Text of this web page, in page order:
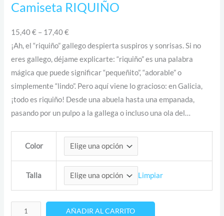
Camiseta RIQUIÑO
15,40€ – 17,40€
¡Ah, el “riquiño” gallego despierta suspiros y sonrisas. Si no
eres gallego, déjame explicarte: “riquiño” es una palabra
mágica que puede significar “pequeñito”, “adorable” o
simplemente “lindo”. Pero aquí viene lo gracioso: en Galicia,
¡todo es riquiño! Desde una abuela hasta una empanada,
pasando por un pulpo a la gallega o incluso una ola del…
Color
Talla Limpiar
AÑADIR AL CARRITO